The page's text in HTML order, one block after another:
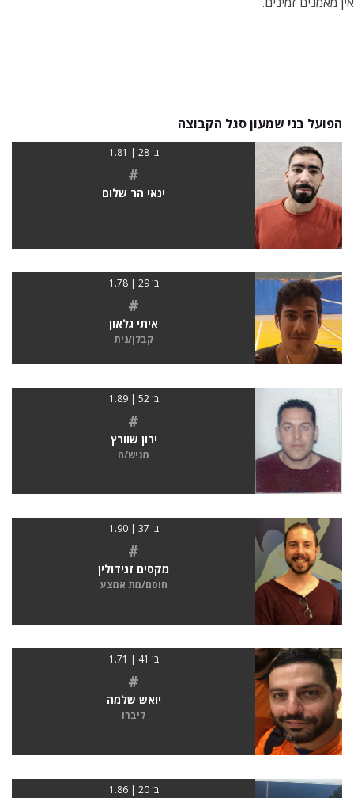
הפועל בני שמעון סגל הקבוצה
בן 28 | 1.81
#
ינאי הר שלום
בן 29 | 1.78
#
איתי גלאון
קבלן/נית
בן 52 | 1.89
#
ירון שוורץ
מגיש/ה
בן 37 | 1.90
#
מקסים זגידולין
חוסם/מת אמצע
בן 41 | 1.71
#
יואש שלמה
ליברו
בן 20 | 1.86